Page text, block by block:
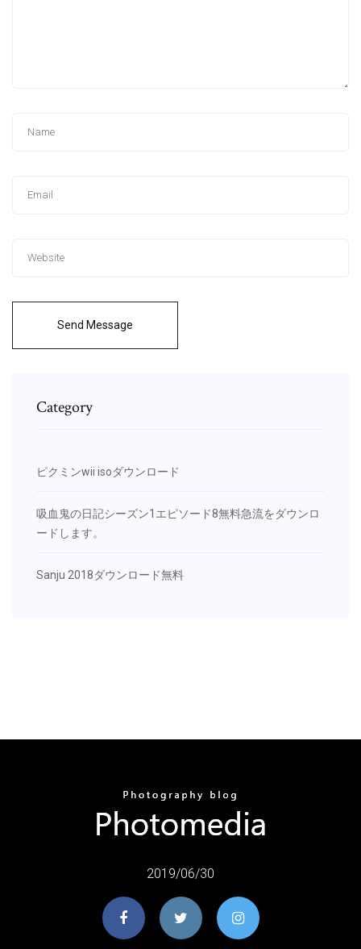
Send Message
Category
ピクミンwii isoダウンロード
吸血鬼の日記シーズン1エピソード8無料急流をダウンロ
ードします。
Sanju 2018ダウンロード無料
2019/06/30